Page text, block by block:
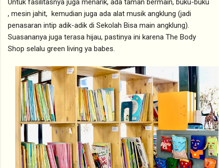
, mesin jahit, kemudian juga ada alat musik angklung (jadi
penasaran intip adik-adik di Sekolah Bisa main angklung).
Suasananya juga terasa hijau, pastinya ini karena The Body
Shop selalu green living ya babes.